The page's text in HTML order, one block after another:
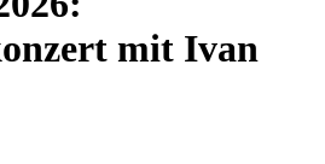
mit Ivan